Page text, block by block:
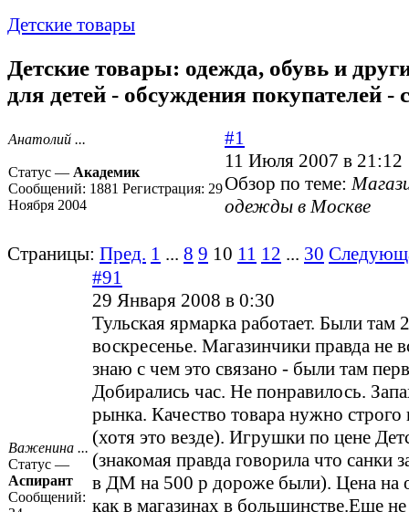
Детские товары
Детские товары: одежда, обувь и
для детей - обсуждения покупателей -
Анатолий ...
Статус — Академик
Сообщений: 1881 Регистрация: 29
Ноября 2004
#1
11 Июля 2007 в 21:12
Обзор по теме:
одежды в Москве
Страницы: Пред. 1 ... 8 9 10 11 12 ... 30
Важенина ...
Статус —
Аспирант
Сообщений:
#91
29 Января 2008 в 0:30
Тульская ярмарка работает. Были там
воскресенье. Магазинчики правда не
знаю с чем это связано - были там
Добирались час. Не понравилось.
рынка. Качество товара нужно строго
(хотя это везде). Игрушки по цене
(знакомая правда говорила что санки
в ДМ на 500 р дороже были). Цена на
как в магазинах в большинстве.Еще